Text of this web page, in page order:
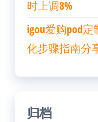
时上调8%
igou爱购pod
化步骤指南分
归档